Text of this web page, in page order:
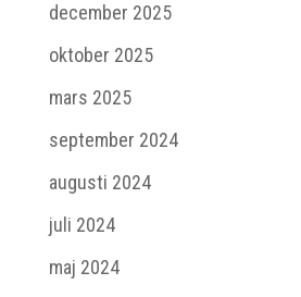
december 2025
oktober 2025
mars 2025
september 2024
augusti 2024
juli 2024
maj 2024